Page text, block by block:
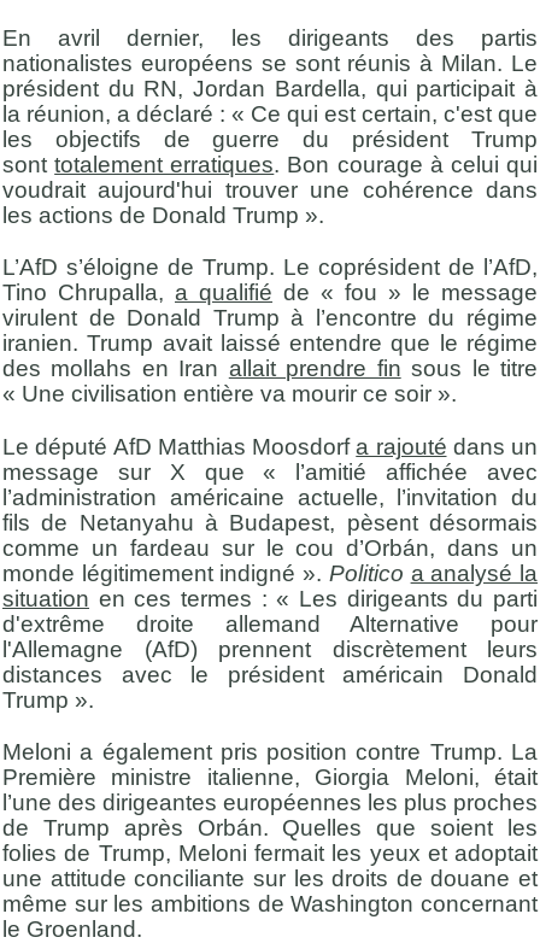
En avril dernier, les dirigeants des partis
nationalistes européens se sont réunis à Milan. Le
président du RN, Jordan Bardella, qui participait à
la réunion, a déclaré : « Ce qui est certain, c'est que
les objectifs de guerre du président Trump
sonttotalement erratiques. Bon courage à celui qui
voudrait aujourd'hui trouver une cohérence dans
les actions de Donald Trump ».
L’AfD s’éloigne de Trump. Le coprésident de l’AfD,
Tino Chrupalla, a qualifié de « fou » le message
virulent de Donald Trump à l’encontre du régime
iranien. Trump avait laissé entendre que le régime
des mollahs en Iran allait prendre fin sous le titre
« Une civilisation entière va mourir ce soir ».
Le député AfD Matthias Moosdorfa rajouté dans un
message sur X que « l’amitié affichée avec
l’administration américaine actuelle, l’invitation du
fils de Netanyahu à Budapest, pèsent désormais
comme un fardeau sur le cou d’Orbán, dans un
monde légitimement indigné ». Politico a analysé la
situation en ces termes : « Les dirigeants du parti
d'extrême droite allemand Alternative pour
l'Allemagne (AfD) prennent discrètement leurs
distances avec le président américain Donald
Trump ».
Meloni a également pris position contre Trump. La
Première ministre italienne, Giorgia Meloni, était
l’une des dirigeantes européennes les plus proches
de Trump après Orbán. Quelles que soient les
folies de Trump, Meloni fermait les yeux et adoptait
une attitude conciliante sur les droits de douane et
même sur les ambitions de Washington concernant
le Groenland.